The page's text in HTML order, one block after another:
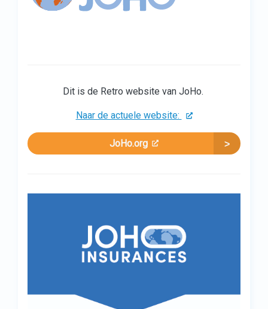
Dit is de Retro website van JoHo.
Naar de actuele website:
JoHo.org